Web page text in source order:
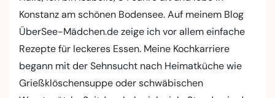
Konstanz am schönen Bodensee. Auf meinem Blog
ÜberSee-Mädchen.de zeige ich vor allem einfache
Rezepte für leckeres Essen. Meine Kochkarriere
begann mit der Sehnsucht nach Heimatküche wie
Grießklöschensuppe oder schwäbischen